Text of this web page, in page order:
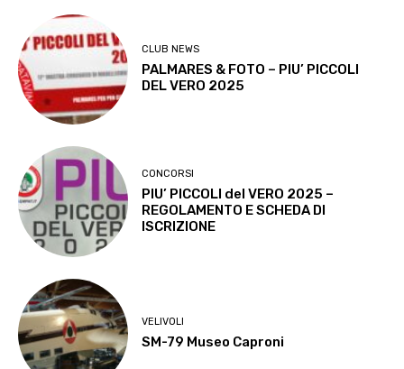
CLUB NEWS
PALMARES & FOTO – PIU’ PICCOLI
DEL VERO 2025
CONCORSI
PIU’ PICCOLI del VERO 2025 –
REGOLAMENTO E SCHEDA DI
ISCRIZIONE
VELIVOLI
SM-79 Museo Caproni